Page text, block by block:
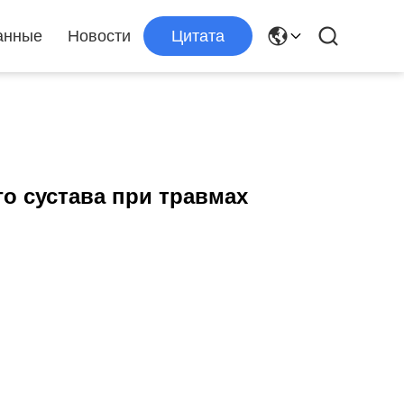
Новости Цитата
сустава при травмах